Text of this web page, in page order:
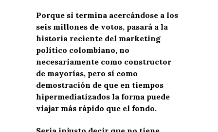
Porque si termina acercándose a los
seis millones de votos, pasará a la
historia reciente del marketing
político colombiano, no
necesariamente como constructor
de mayorías, pero sí como
demostración de que en tiempos
hipermediatizados la forma puede
viajar más rápido que el fondo.